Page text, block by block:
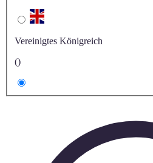
Vereinigtes Königreich
()